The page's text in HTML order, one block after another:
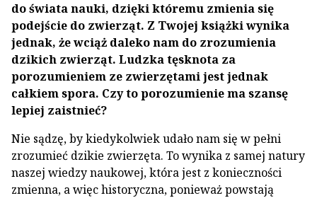
do świata nauki, dzięki któremu zmienia się
podejście do zwierząt. Z Twojej książki wynika
jednak, że wciąż daleko nam do zrozumienia
dzikich zwierząt. Ludzka tęsknota za
porozumieniem ze zwierzętami jest jednak
całkiem spora. Czy to porozumienie ma szansę
lepiej zaistnieć?
Nie sądzę, by kiedykolwiek udało nam się w pełni
zrozumieć dzikie zwierzęta. To wynika z samej natury
naszej wiedzy naukowej, która jest z konieczności
zmienna, a więc historyczna, ponieważ powstają